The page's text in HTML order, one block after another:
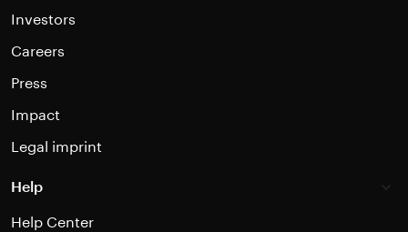
Investors
Careers
Press
Impact
Legal imprint
Help
Help Center